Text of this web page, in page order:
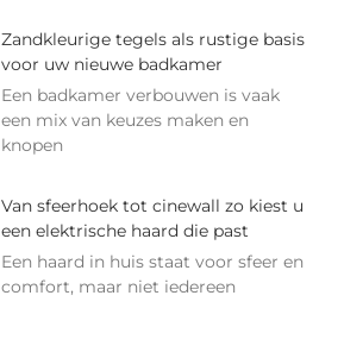
Zandkleurige tegels als rustige basis
voor uw nieuwe badkamer
Een badkamer verbouwen is vaak
een mix van keuzes maken en
knopen
Van sfeerhoek tot cinewall zo kiest u
een elektrische haard die past
Een haard in huis staat voor sfeer en
comfort, maar niet iedereen